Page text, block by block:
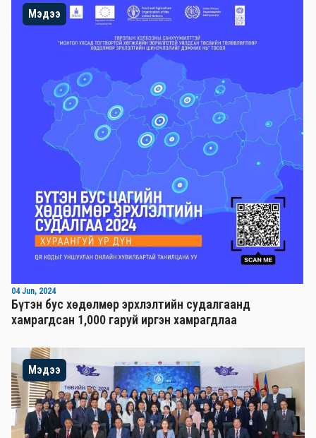
Мэдээ
04 Jun, 2024
Бүтэн бус хөдөлмөр эрхлэлтийн судалгаанд
хамрагдсан 1,000 гаруй иргэн хамрагдлаа
Мэдээ